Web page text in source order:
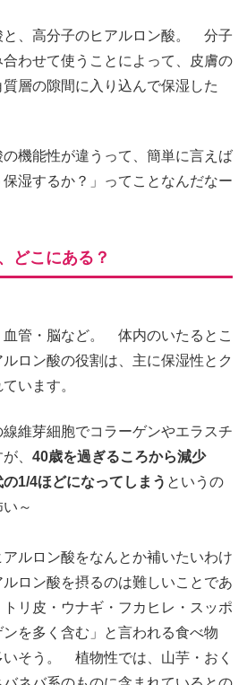
と、高分子のヒアルロン酸。 分子
わせて使うことによって、皮膚の
層の隙間に入り込んで保湿した
機能性が違うって、簡単に言えば
保湿するか？」ってことなんだなー
どこにある？
血管・脳など。 体内のいたるとこ
ロン酸の役割は、主に保湿性とク
います。
維芽細胞でコラーゲンやエラスチ
、 40歳を過ぎるころから減少
1/4ほどになってしまう というの
～
ルロン酸をなんとか補いたいわけ
ロン酸を摂るのは難しいことであ
リ皮・ウナギ・フカヒレ・スッポ
を多く含む」と言われる食べ物
いそう。 植物性では、山芋・おく